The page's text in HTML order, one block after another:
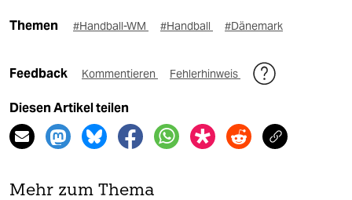
Themen #Handball-WM #Handball #Dänemark
Feedback Kommentieren Fehlerhinweis
Diesen Artikel teilen
Mehr zum Thema